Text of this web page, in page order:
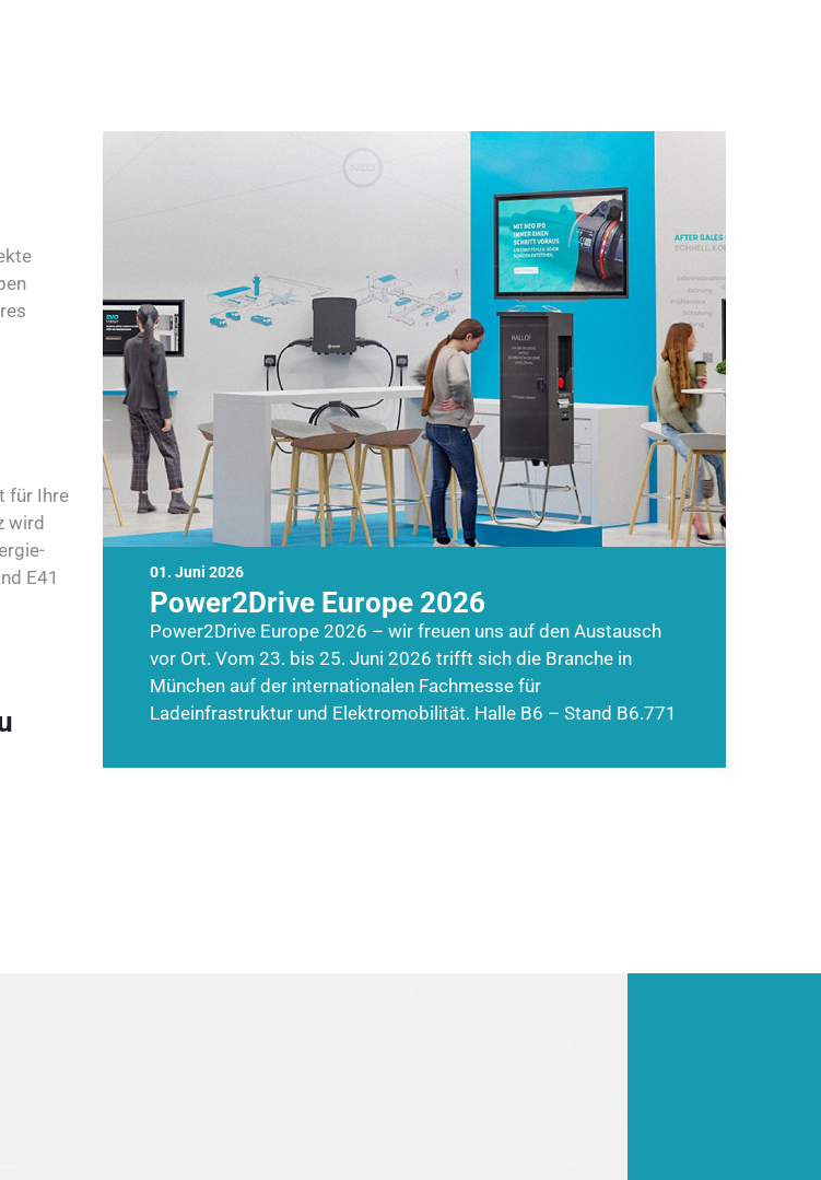
01. Juni 2026
Power2Drive Europe 2026
Power2Drive Europe 2026 – wir freuen uns auf den Austausch
vor Ort. Vom 23. bis 25. Juni 2026 trifft sich die Branche in
München auf der internationalen Fachmesse für
Ladeinfrastruktur und Elektromobilität. Halle B6 – Stand B6.771
für Ihre
wird
E41